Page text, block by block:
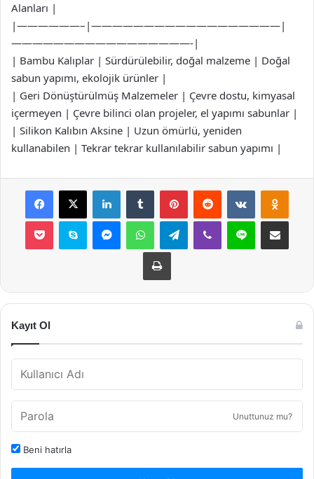
Alanları |
|——————–|——————————————————|
—————————————————-|
| Bambu Kalıplar | Sürdürülebilir, doğal malzeme | Doğal
sabun yapımı, ekolojik ürünler |
| Geri Dönüştürülmüş Malzemeler | Çevre dostu, kimyasal
içermeyen | Çevre bilinci olan projeler, el yapımı sabunlar |
| Silikon Kalıbın Aksine | Uzun ömürlü, yeniden
kullanabilen | Tekrar tekrar kullanılabilir sabun yapımı |
Facebook
X LinkedInTumblr PinterestReddit VKontakte
Pocket Skype MessengerWhatsAppTelegramViber Line E-Posta ile
Yazdır
Kayıt Ol
Unuttunuz mu?
Beni hatırla